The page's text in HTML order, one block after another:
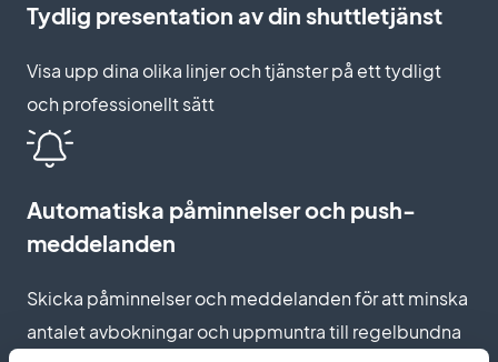
Tydlig presentation av din shuttletjänst
Visa upp dina olika linjer och tjänster på ett tydligt
och professionellt sätt
Automatiska påminnelser och push-
meddelanden
Skicka påminnelser och meddelanden för att minska
antalet avbokningar och uppmuntra till regelbundna